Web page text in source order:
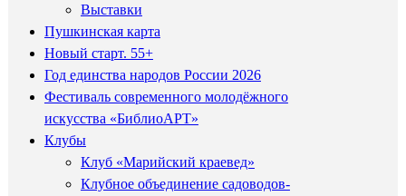
Выставки
Пушкинская карта
Новый старт. 55+
Год единства народов России 2026
Фестиваль современного молодёжного
искусства «БиблиоАРТ»
Клубы
Клуб «Марийский краевед»
Клубное объединение садоводов-